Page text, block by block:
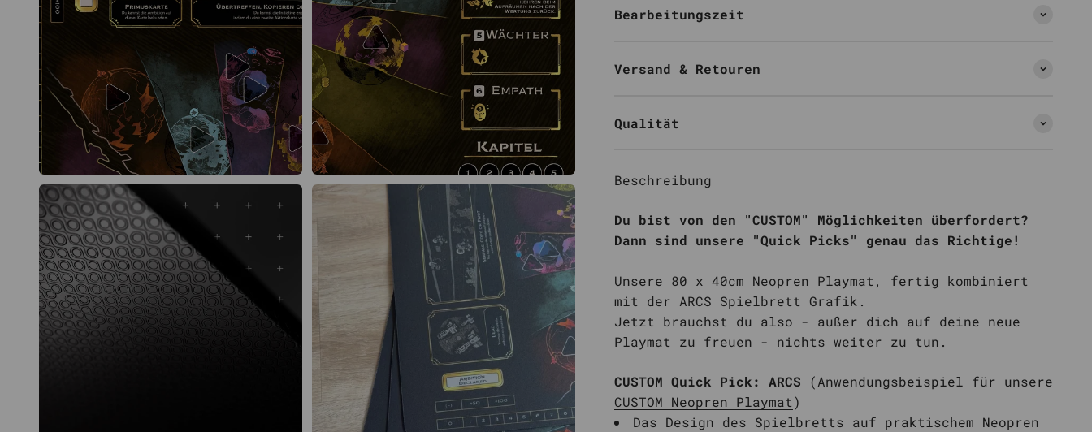
Bearbeitungszeit
Versand & Retouren
Qualität
Beschreibung
Du bist von den "CUSTOM" Möglichkeiten überfordert?
Dann sind unsere "Quick Picks" genau das Richtige!
Unsere 80 x 40cm Neopren Playmat, fertig kombiniert
mit der ARCS Spielbrett Grafik.
Jetzt brauchst du also - außer dich auf deine neue
Playmat zu freuen - nichts weiter zu tun.
CUSTOM Quick Pick: ARCS
(Anwendungsbeispiel für unsere
CUSTOM Neopren Playmat)
Das Design des Spielbretts auf praktischem Neopren